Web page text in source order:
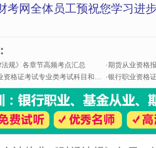
考网全体员工预祝您学习进
规》各章节高频考点汇总 ·期货从业资格
格证考试专业类考试科目和题型 ·银行职业资格证